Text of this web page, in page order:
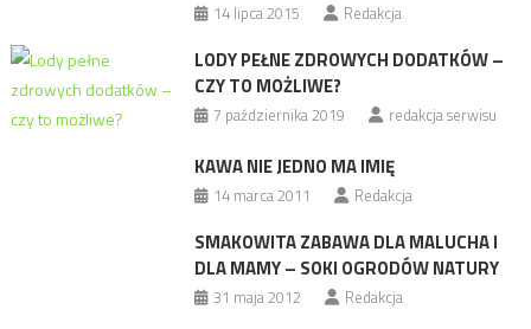
14 lipca 2015 Redakcja
LODY PEŁNE ZDROWYCH DODATKÓW –
CZY TO MOŻLIWE?
7 października 2019 redakcja serwisu
KAWA NIE JEDNO MA IMIĘ
14 marca 2011 Redakcja
SMAKOWITA ZABAWA DLA MALUCHA I
DLA MAMY – SOKI OGRODÓW NATURY
31 maja 2012 Redakcja